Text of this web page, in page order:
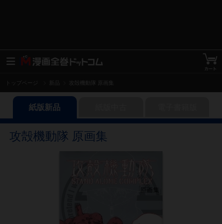
トップページ 攻殻機動隊 原画集
紙版新品
攻殻機動隊 原画集